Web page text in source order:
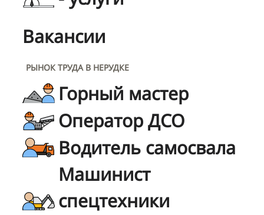
Вакансии
РЫНОК ТРУДА В НЕРУДКЕ
Горный мастер
Оператор ДСО
Водитель самосвала
Машинист
спецтехники